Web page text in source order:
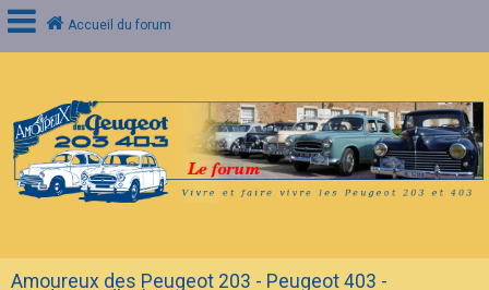
o
n
n
e
x
Accueil du forum
Amoureux des Peugeot 203 - Peugeot 403 -